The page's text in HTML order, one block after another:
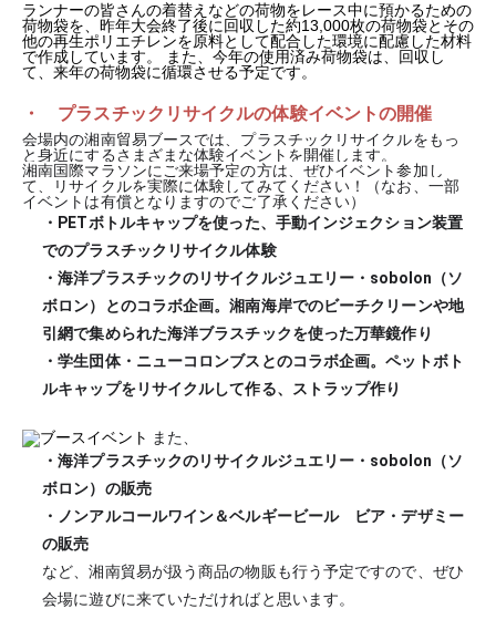
ランナーの皆さんの着替えなどの荷物をレース中に預かるための
荷物袋を、昨年大会終了後に回収した約13,000枚の荷物袋とその
他の再生ポリエチレンを原料として配合した環境に配慮した材料
で作成しています。
また、今年の使用済み荷物袋は、回収し
て、来年の荷物袋に循環させる予定です。
・ プラスチックリサイクルの体験イベントの開催
会場内の湘南貿易ブースでは、プラスチックリサイクルをもっ
と身近にするさまざまな体験イベントを開催します。
湘南国際マラソンにご来場予定の方は、ぜひイベント参加し
て、リサイクルを実際に体験してみてください！
（なお、一部
イベントは有償となりますのでご了承ください）
・PETボトルキャップを使った、手動インジェクション装置
でのプラスチックリサイクル体験
・海洋プラスチックのリサイクルジュエリー・sobolon（ソ
ボロン）とのコラボ企画。湘南海岸でのビーチクリーンや地
引網で集められた海洋ブラスチックを使った万華鏡作り
・学生団体・ニューコロンブスとのコラボ企画。ペットボト
ルキャップをリサイクルして作る、ストラップ作り
また、
・海洋プラスチックのリサイクルジュエリー・sobolon（ソ
ボロン）の販売
・ノンアルコールワイン＆ベルギービール ビア・デザミー
の販売
など、湘南貿易が扱う商品の物販も行う予定ですので、ぜひ
会場に遊びに来ていただければと思います。